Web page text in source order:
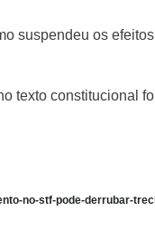
suspendeu os
texto constitucional
no-stf-pode-derrubar-